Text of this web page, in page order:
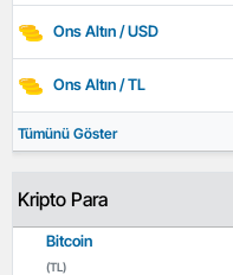
Ons Altın / USD
Ons Altın / TL
Tümünü Göster
Kripto Para
Bitcoin
(TL)